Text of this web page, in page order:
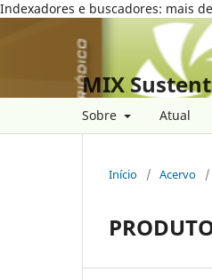
Indexadores e buscadores: mais
MIX
Sobre Atual
Início / Acervo /